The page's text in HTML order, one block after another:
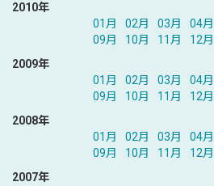
2010年
01月
02月 03月 04月
09月
10月 11月
12月
2009年
01月
02月 03月 04月
09月
10月 11月
12月
2008年
01月
02月 03月 04月
09月
10月 11月
12月
2007年